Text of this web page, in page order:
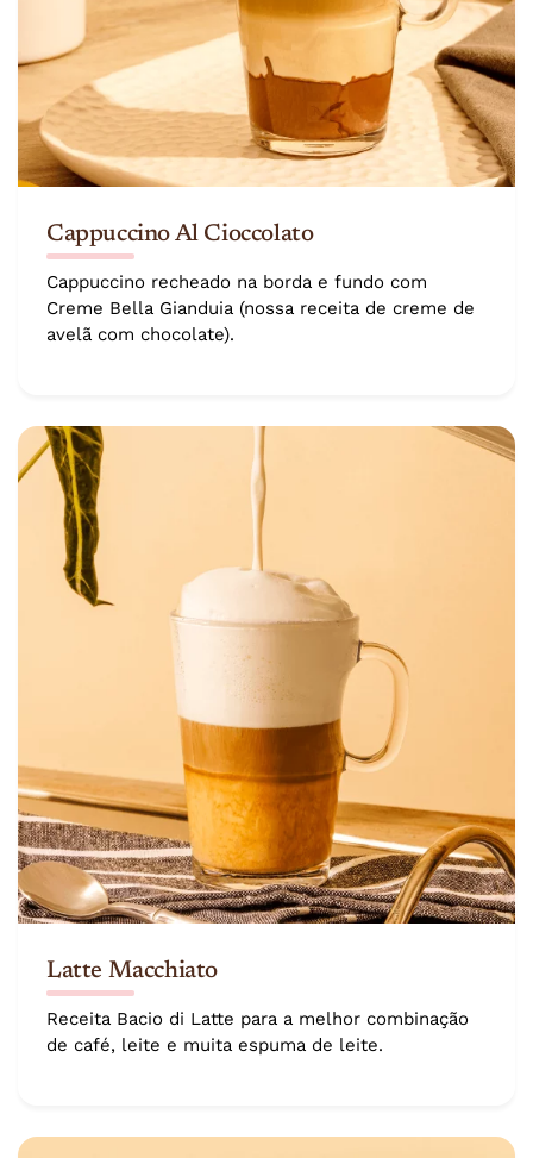
Cappuccino Al Cioccolato
Cappuccino recheado na borda e fundo com
Creme Bella Gianduia (nossa receita de creme de
avelã com chocolate).
Latte Macchiato
Receita Bacio di Latte para a melhor combinação
de café, leite e muita espuma de leite.